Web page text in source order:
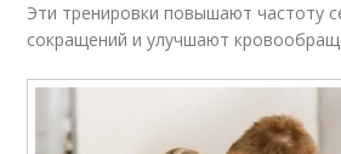
Эти тренировки повышают частоту
сокращений и улучшают